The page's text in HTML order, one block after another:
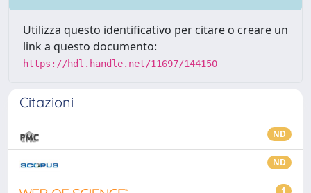
Utilizza questo identificativo per citare o creare un
link a questo documento:
https://hdl.handle.net/11697/144150
Citazioni
ND
ND